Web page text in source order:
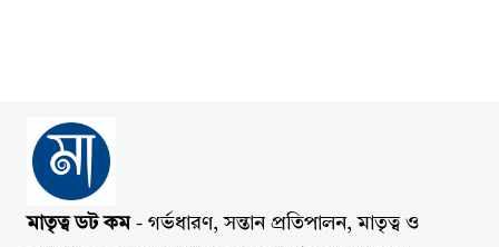
মাতৃত্ব ডট কম- গর্ভধারণ, সন্তান প্রতিপালন, মাতৃত্ব ও